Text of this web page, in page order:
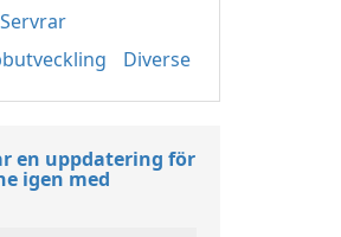
Servrar
Diverse
en uppdatering för
igen med